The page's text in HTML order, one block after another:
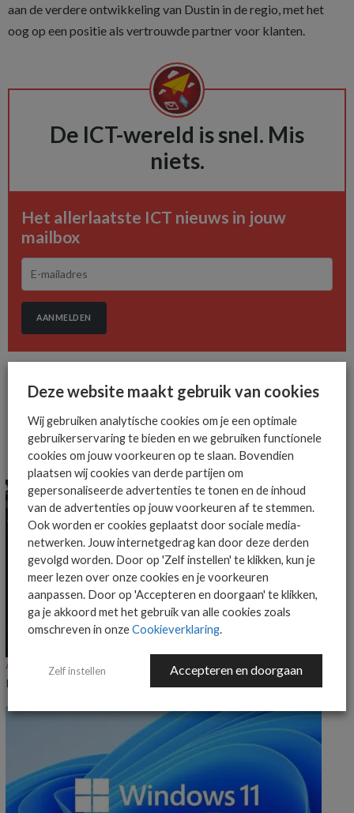
aan de verdere ontwikkeling van Dustin in de regio, met het
oog op een positie als vertrouwde partner voor klanten.
De ICT-wereld is snel. Mis
niets.
Het allerlaatste ICT nieuws in jouw
mailbox
AANMELDEN
MEER ALGEMEEN IT NIEUWS NIEUWS
ALGEMEEN IT NIEUWS
KnowBe4 voegt Claude-ondersteuning toe aan Agent Risk Manager
Deze website maakt gebruik van cookies
Wij gebruiken analytische cookies om je een optimale
gebruikerservaring te bieden en we gebruiken functionele
cookies om jouw voorkeuren op te slaan. Bovendien
plaatsen wij cookies van derde partijen om
gepersonaliseerde advertenties te tonen en de inhoud
van de advertenties op jouw voorkeuren af te stemmen.
Ook worden er cookies geplaatst door sociale media-
netwerken. Jouw internetgedrag kan door deze derden
gevolgd worden. Door op 'Zelf instellen' te klikken, kun je
meer lezen over onze cookies en je voorkeuren
aanpassen. Door op 'Accepteren en doorgaan' te klikken,
ga je akkoord met het gebruik van alle cookies zoals
omschreven in onzeCookieverklaring.
Zelf instellen Accepteren en doorgaan